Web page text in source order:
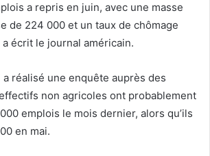
a repris en juin, avec une masse
de 224 000 et un taux de chômage
écrit le journal américain.
réalisé une enquête auprès des
non agricoles ont probablement
emplois le mois dernier, alors qu’ils
en mai.